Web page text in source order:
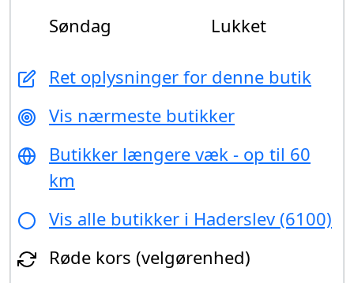
Søndag
Lukket
Ret oplysninger for denne butik
Vis nærmeste butikker
Butikker længere væk - op til 60
km
Vis alle butikker i Haderslev (6100)
Røde kors (velgørenhed)